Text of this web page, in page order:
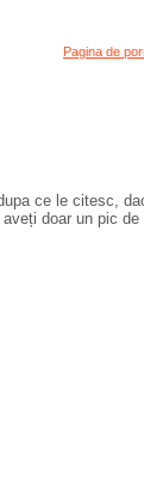
Pagina de
ce le citesc,
doar un pic de